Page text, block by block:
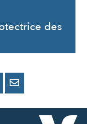
des
PARTAGER